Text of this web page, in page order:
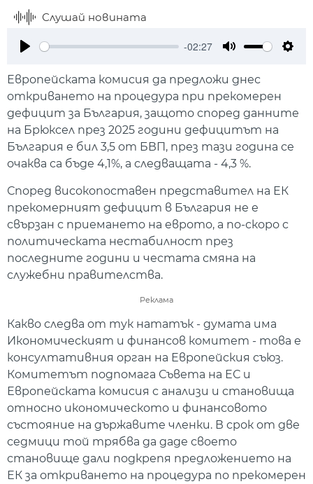
Слушай новината
-02:27
Европейската комисия да предложи днес
откриването на процедура при прекомерен
дефицит за България, защото според данните
на Брюксел през 2025 години дефицитът на
България е бил 3,5 от БВП, през тази година се
очаква са бъде 4,1%, а следващата - 4,3 %.
Според високопоставен представител на ЕК
прекомерният дефицит в България не е
свързан с приемането на еврото, а по-скоро с
политическата нестабилност през
последните години и честата смяна на
служебни правителства.
Реклама
Какво следва от тук нататък - думата има
Икономическият и финансов комитет - това е
консултативния орган на Европейския съюз.
Комитетът подпомага Съвета на ЕС и
Европейската комисия с анализи и становища
относно икономическото и финансовото
състояние на държавите членки. В срок от две
седмици той трябва да даде своето
становище дали подкрепя предложението на
ЕК за откриването на процедура по прекомерен